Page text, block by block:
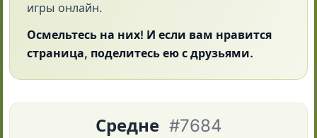
игры онлайн.
Осмельтесь на них! И если вам нравится
страница, поделитесь ею с друзьями.
Средне #7684